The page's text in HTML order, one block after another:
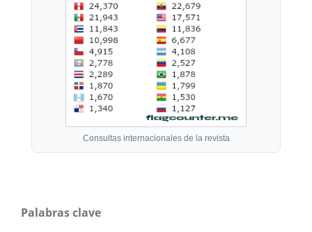
Consultas internacionales de la revista
Palabras clave